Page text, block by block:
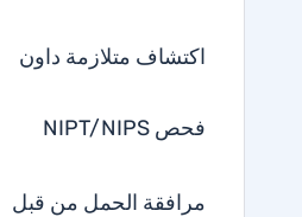
اكتشاف متلازمة داون
فحص NIPT/NIPS
مرافقة الحمل من قبل